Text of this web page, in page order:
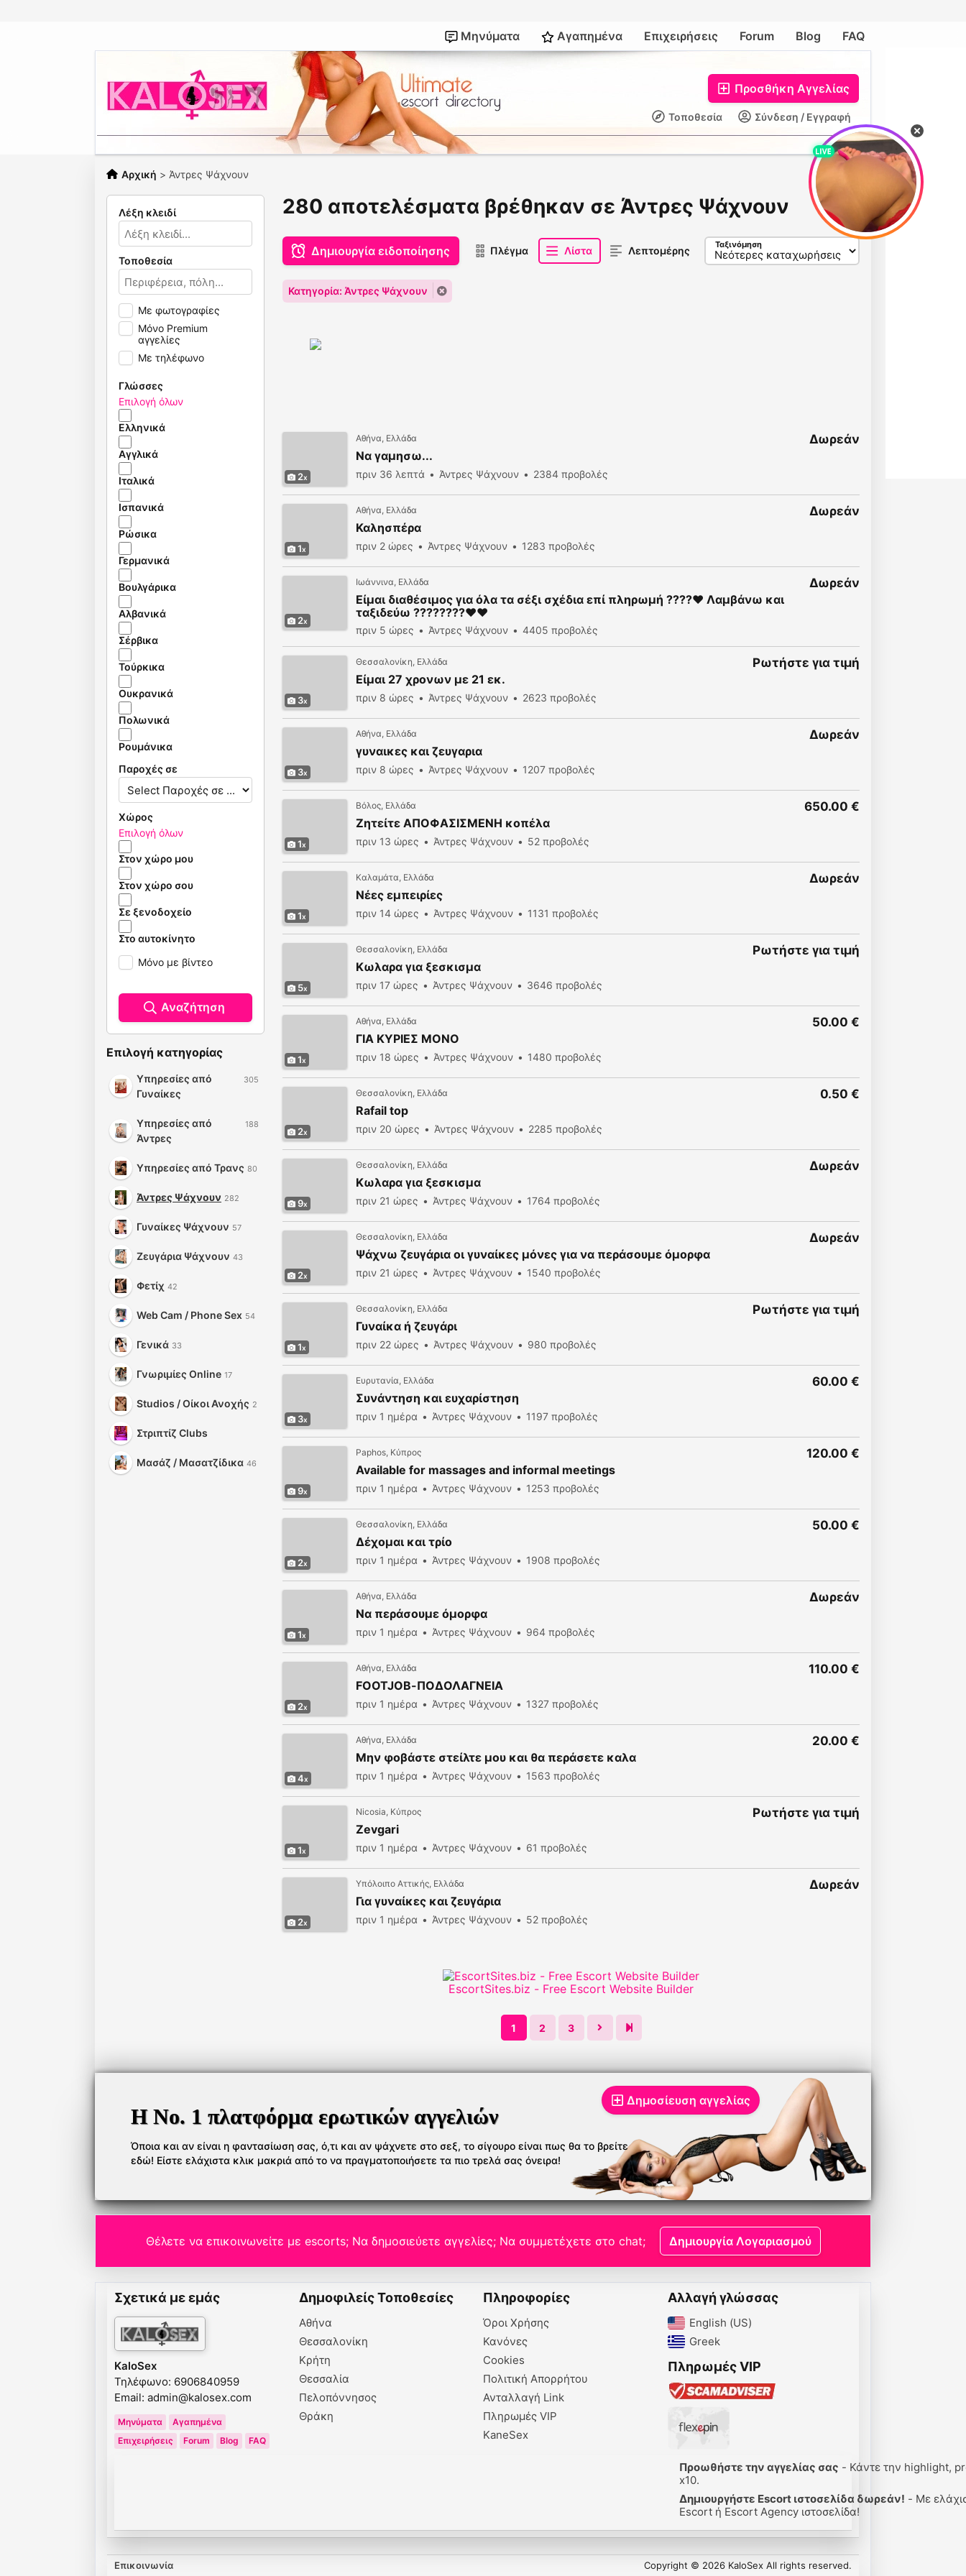
Μηνύματα Αγαπημένα Επιχειρήσεις Forum Blog FAQ
Προσθήκη Αγγελίας
Σύνδεση / Εγγραφή
Τοποθεσία
Αρχική > Άντρες Ψάχνουν
Λέξη κλειδί
Τοποθεσία
Με φωτογραφίες
Μόνο Premium
αγγελίες
Με τηλέφωνο
Γλώσσες
Επιλογή όλων
Ελληνικά
Αγγλικά
Ιταλικά
Ισπανικά
Ρώσικα
Γερμανικά
Βουλγάρικα
Αλβανικά
Σέρβικα
Τούρκικα
Ουκρανικά
Πολωνικά
Ρουμάνικα
Παροχές σε
Χώρος
Επιλογή όλων
Στον χώρο μου
Στον χώρο σου
Σε ξενοδοχείο
Στο αυτοκίνητο
Μόνο με βίντεο
Αναζήτηση
Επιλογή κατηγορίας
Υπηρεσίες από
Γυναίκες
305
Υπηρεσίες από
Άντρες
188
Υπηρεσίες από Τρανς 80
Άντρες Ψάχνουν 282
Γυναίκες Ψάχνουν 57
Ζευγάρια Ψάχνουν 43
Φετίχ 42
Web Cam / Phone Sex 54
Γενικά 33
Γνωριμίες Online 17
Studios / Οίκοι Ανοχής 2
Στριπτίζ Clubs
Μασάζ / Μασατζίδικα 46
280 αποτελέσματα βρέθηκαν σε Άντρες Ψάχνουν
Δημιουργία ειδοποίησης Πλέγμα Λίστα Λεπτομέρης Ταξινόμηση
Κατηγορία: Άντρες Ψάχνουν
2
Αθήνα, Ελλάδα
Να γαμησω...
πριν 36 λεπτά Άντρες Ψάχνουν 2384 προβολές
Δωρεάν
1
Αθήνα, Ελλάδα
Καλησπέρα
πριν 2 ώρες Άντρες Ψάχνουν 1283 προβολές
Δωρεάν
2
Ιωάννινα, Ελλάδα
Είμαι διαθέσιμος για όλα τα σέξι σχέδια επί πληρωμή ????❤️ Λαμβάνω και
ταξιδεύω ????????❤️❤️
πριν 5 ώρες Άντρες Ψάχνουν 4405 προβολές
Δωρεάν
3
Θεσσαλονίκη, Ελλάδα
Είμαι 27 χρονων με 21 εκ.
πριν 8 ώρες Άντρες Ψάχνουν 2623 προβολές
Ρωτήστε για τιμή
3
Αθήνα, Ελλάδα
γυναικες και ζευγαρια
πριν 8 ώρες Άντρες Ψάχνουν 1207 προβολές
Δωρεάν
1
Βόλος, Ελλάδα
Ζητείτε ΑΠΟΦΑΣΙΣΜΕΝΗ κοπέλα
πριν 13 ώρες Άντρες Ψάχνουν 52 προβολές
650.00 €
1
Καλαμάτα, Ελλάδα
Νέες εμπειρίες
πριν 14 ώρες Άντρες Ψάχνουν 1131 προβολές
Δωρεάν
5
Θεσσαλονίκη, Ελλάδα
Κωλαρα για ξεσκισμα
πριν 17 ώρες Άντρες Ψάχνουν 3646 προβολές
Ρωτήστε για τιμή
1
Αθήνα, Ελλάδα
ΓΙΑ ΚΥΡΙΕΣ ΜΟΝΟ
πριν 18 ώρες Άντρες Ψάχνουν 1480 προβολές
50.00 €
2
Θεσσαλονίκη, Ελλάδα
Rafail top
πριν 20 ώρες Άντρες Ψάχνουν 2285 προβολές
0.50 €
9
Θεσσαλονίκη, Ελλάδα
Κωλαρα για ξεσκισμα
πριν 21 ώρες Άντρες Ψάχνουν 1764 προβολές
Δωρεάν
2
Θεσσαλονίκη, Ελλάδα
Ψάχνω ζευγάρια οι γυναίκες μόνες για να περάσουμε όμορφα
πριν 21 ώρες Άντρες Ψάχνουν 1540 προβολές
Δωρεάν
1
Θεσσαλονίκη, Ελλάδα
Γυναίκα ή ζευγάρι
πριν 22 ώρες Άντρες Ψάχνουν 980 προβολές
Ρωτήστε για τιμή
3
Ευρυτανία, Ελλάδα
Συνάντηση και ευχαρίστηση
πριν 1 ημέρα Άντρες Ψάχνουν 1197 προβολές
60.00 €
9
Paphos, Κύπρος
Available for massages and informal meetings
πριν 1 ημέρα Άντρες Ψάχνουν 1253 προβολές
120.00 €
2
Θεσσαλονίκη, Ελλάδα
Δέχομαι και τρίο
πριν 1 ημέρα Άντρες Ψάχνουν 1908 προβολές
50.00 €
1
Αθήνα, Ελλάδα
Να περάσουμε όμορφα
πριν 1 ημέρα Άντρες Ψάχνουν 964 προβολές
Δωρεάν
2
Αθήνα, Ελλάδα
FOOTJOB-ΠΟΔΟΛΑΓΝΕΙΑ
πριν 1 ημέρα Άντρες Ψάχνουν 1327 προβολές
110.00 €
4
Αθήνα, Ελλάδα
Μην φοβάστε στείλτε μου και θα περάσετε καλα
πριν 1 ημέρα Άντρες Ψάχνουν 1563 προβολές
20.00 €
1
Nicosia, Κύπρος
Ζevgari
πριν 1 ημέρα Άντρες Ψάχνουν 61 προβολές
Ρωτήστε για τιμή
2
Υπόλοιπο Αττικής, Ελλάδα
Για γυναίκες και ζευγάρια
πριν 1 ημέρα Άντρες Ψάχνουν 52 προβολές
Δωρεάν
EscortSites.biz - Free Escort Website Builder
1 2 3
Η Νο. 1 πλατφόρμα ερωτικών αγγελιών
Όποια και αν είναι η φαντασίωση σας, ό,τι και αν ψάχνετε στο σεξ, το σίγουρο είναι πως θα το βρείτε
εδώ! Είστε ελάχιστα κλικ μακριά από το να πραγματοποιήσετε τα πιο τρελά σας όνειρα!
Δημοσίευση αγγελίας
Θέλετε να επικοινωνείτε με escorts; Να δημοσιεύετε αγγελίες; Να συμμετέχετε στο chat; Δημιουργία Λογαριασμού
Σχετικά με εμάς
KaloSex
Τηλέφωνο: 6906840959
Email: admin@kalosex.com
Μηνύματα
Αγαπημένα
Επιχειρήσεις
Forum Blog FAQ
Δημοφιλείς Τοποθεσίες
Αθήνα
Θεσσαλονίκη
Κρήτη
Θεσσαλία
Πελοπόννησος
Θράκη
Πληροφορίες
Όροι Χρήσης
Κανόνες
Cookies
Πολιτική Απορρήτου
Ανταλλαγή Link
Πληρωμές VIP
KaneSex
Αλλαγή γλώσσας
English (US)‎
Greek‎
Πληρωμές VIP
Προωθήστε την αγγελίας σας - Κάντε την highlight,
Δημιουργήστε Escort ιστοσελίδα δωρεάν! - Με ελάχιστα
Escort ή Escort Agency ιστοσελίδα!
Επικοινωνία Copyright © 2026 KaloSex All rights reserved.